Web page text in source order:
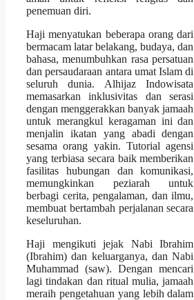
penemuan diri.
Haji menyatukan beberapa orang dari
bermacam latar belakang, budaya, dan
bahasa, menumbuhkan rasa persatuan
dan persaudaraan antara umat Islam di
seluruh dunia. Alhijaz Indowisata
memasarkan inklusivitas dan serasi
dengan menggerakkan banyak jamaah
untuk merangkul keragaman ini dan
menjalin ikatan yang abadi dengan
sesama orang yakin. Tutorial agensi
yang terbiasa secara baik memberikan
fasilitas hubungan dan komunikasi,
memungkinkan peziarah untuk
berbagi cerita, pengalaman, dan ilmu,
membuat bertambah perjalanan secara
keseluruhan.
Haji mengikuti jejak Nabi Ibrahim
(Ibrahim) dan keluarganya, dan Nabi
Muhammad (saw). Dengan mencari
lagi tindakan dan ritual mulia, jamaah
meraih pengetahuan yang lebih dalam